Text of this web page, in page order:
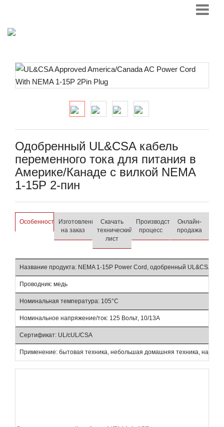
Одобренный UL&CSA кабель
переменного тока для питания в
Америке/Канаде с вилкой NEMA
1-15P 2-пин
Особенности
Изготовление
на заказ
Скачать
технический
лист
Производственный
процесс
Онлайн-
продажа
Название продукта: NEMA 1-15P Power Cord, одобренный UL&CSA
Проводник: медь
Номинальная температура: 105°C
Номинальное напряжение/ток: 125 Вольт, 10/13А
Сертификат: UL/cUL/CSA
Применение: бытовая техника, небольшая домашняя техника,